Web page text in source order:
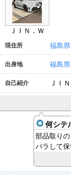
ＪＩＮ．Ｗ
現住所 福島県
出身地 福島県
自己紹介 ＪＩ
何シテ
部品取り
バラして